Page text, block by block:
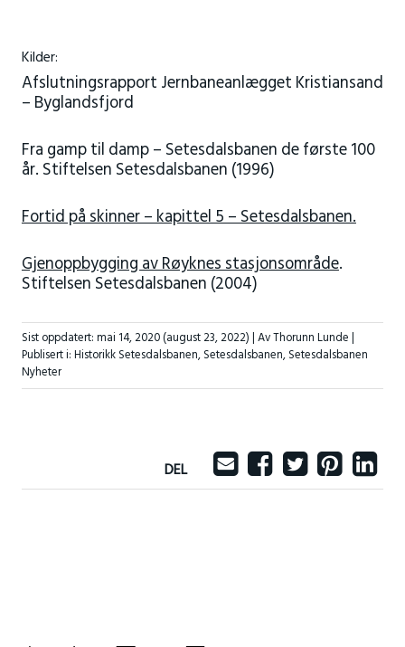
Kilder:
Afslutningsrapport Jernbaneanlægget Kristiansand
– Byglandsfjord
Fra gamp til damp – Setesdalsbanen de første 100
år. Stiftelsen Setesdalsbanen (1996)
Fortid på skinner – kapittel 5 – Setesdalsbanen.
Gjenoppbygging av Røyknes stasjonsområde.
Stiftelsen Setesdalsbanen (2004)
Sist oppdatert:mai 14, 2020(august 23, 2022)| Av Thorunn Lunde |
Publisert i:Historikk Setesdalsbanen,Setesdalsbanen,Setesdalsbanen
Nyheter
DEL